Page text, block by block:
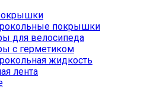
покрышки
для велосипеда
с герметиком
жидкость
лента